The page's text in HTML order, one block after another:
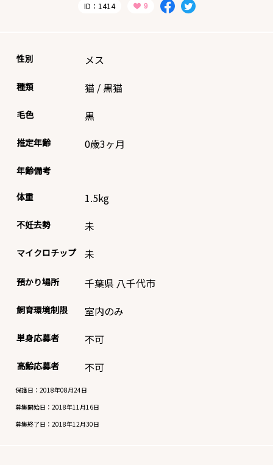
ID：1414
性別 メス
種類 猫 / 黒猫
毛色 黒
推定年齢 0歳3ヶ月
年齢備考
体重 1.5kg
不妊去勢 未
マイクロチップ 未
預かり場所 千葉県 八千代市
飼育環境制限 室内のみ
単身応募者 不可
高齢応募者 不可
保護日：2018年08月24日
募集開始日： 2018年11月16日
募集終了日： 2018年12月30日